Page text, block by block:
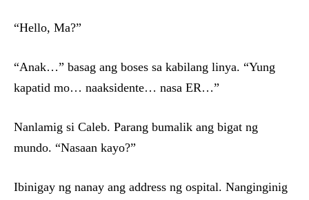
“Hello, Ma?”
“Anak…” basag ang boses sa kabilang linya. “Yung
kapatid mo… naaksidente… nasa ER…”
Nanlamig si Caleb. Parang bumalik ang bigat ng
mundo. “Nasaan kayo?”
Ibinigay ng nanay ang address ng ospital. Nanginginig